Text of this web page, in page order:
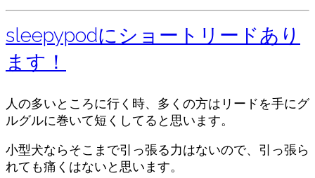
sleepypodにショートリードあり
ます！
人の多いところに行く時、多くの方はリードを手にグ
ルグルに巻いて短くしてると思います。
小型犬ならそこまで引っ張る力はないので、引っ張ら
れても痛くはないと思います。